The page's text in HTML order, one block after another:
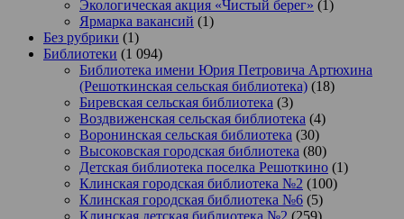
Экологическая акция «Чистый берег» (1)
Ярмарка вакансий (1)
Без рубрики (1)
Библиотеки (1 094)
Библиотека имени Юрия Петровича Артюхина
(Решоткинская сельская библиотека) (18)
Биревская сельская библиотека (3)
Воздвиженская сельская библиотека (4)
Воронинская сельская библиотека (30)
Высоковская городская библиотека (80)
Детская библиотека поселка Решоткино (1)
Клинская городская библиотека №2 (100)
Клинская городская библиотека №6 (5)
Клинская детская библиотека №2 (259)